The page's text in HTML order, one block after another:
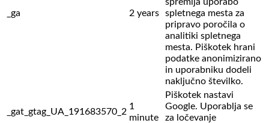
_ga 2 years
spletnega mesta za
pripravo poročila o
analitiki spletnega
mesta. Piškotek hrani
podatke anonimizirano
in uporabniku dodeli
naključno številko.
_gat_gtag_UA_191683570_2
1
minute
Piškotek nastavi
Google. Uporablja se
za ločevanje